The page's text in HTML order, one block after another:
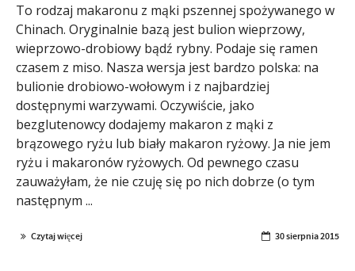
To rodzaj makaronu z mąki pszennej spożywanego w
Chinach. Oryginalnie bazą jest bulion wieprzowy,
wieprzowo-drobiowy bądź rybny. Podaje się ramen
czasem z miso. Nasza wersja jest bardzo polska: na
bulionie drobiowo-wołowym i z najbardziej
dostępnymi warzywami. Oczywiście, jako
bezglutenowcy dodajemy makaron z mąki z
brązowego ryżu lub biały makaron ryżowy. Ja nie jem
ryżu i makaronów ryżowych. Od pewnego czasu
zauważyłam, że nie czuję się po nich dobrze (o tym
następnym ...
Czytaj więcej 30 sierpnia 2015